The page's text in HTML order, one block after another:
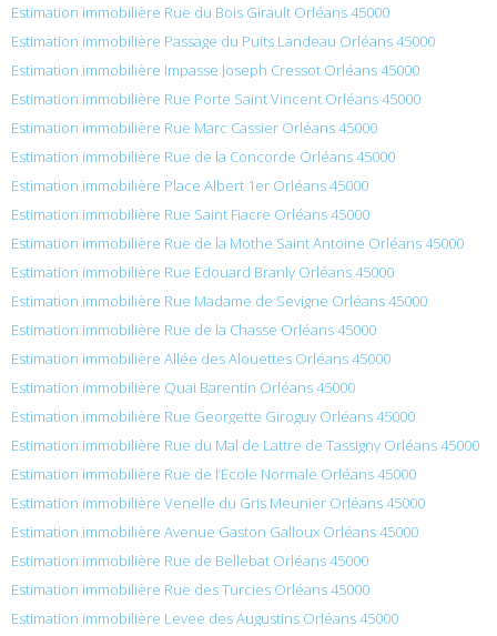
Estimation immobilière Rue du Bois Girault Orléans 45000
Estimation immobilière Passage du Puits Landeau Orléans 45000
Estimation immobilière Impasse Joseph Cressot Orléans 45000
Estimation immobilière Rue Porte Saint Vincent Orléans 45000
Estimation immobilière Rue Marc Cassier Orléans 45000
Estimation immobilière Rue de la Concorde Orléans 45000
Estimation immobilière Place Albert 1er Orléans 45000
Estimation immobilière Rue Saint Fiacre Orléans 45000
Estimation immobilière Rue de la Mothe Saint Antoine Orléans 45000
Estimation immobilière Rue Édouard Branly Orléans 45000
Estimation immobilière Rue Madame de Sevigne Orléans 45000
Estimation immobilière Rue de la Chasse Orléans 45000
Estimation immobilière Allée des Alouettes Orléans 45000
Estimation immobilière Quai Barentin Orléans 45000
Estimation immobilière Rue Georgette Giroguy Orléans 45000
Estimation immobilière Rue du Mal de Lattre de Tassigny Orléans 45000
Estimation immobilière Rue de l’École Normale Orléans 45000
Estimation immobilière Venelle du Gris Meunier Orléans 45000
Estimation immobilière Avenue Gaston Galloux Orléans 45000
Estimation immobilière Rue de Bellebat Orléans 45000
Estimation immobilière Rue des Turcies Orléans 45000
Estimation immobilière Levee des Augustins Orléans 45000